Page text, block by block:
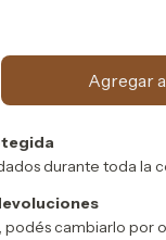
durante toda la
podés cambiarlo por